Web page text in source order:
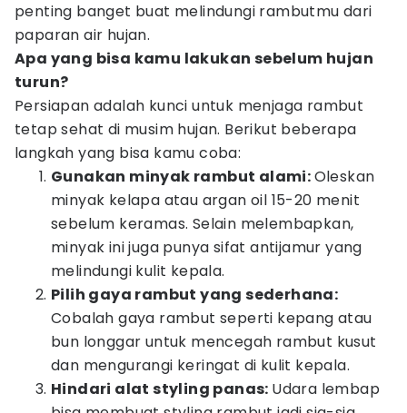
penting banget buat melindungi rambutmu dari
paparan air hujan.
Apa yang bisa kamu lakukan sebelum hujan
turun?
Persiapan adalah kunci untuk menjaga rambut
tetap sehat di musim hujan. Berikut beberapa
langkah yang bisa kamu coba:
Gunakan minyak rambut alami:Oleskan
minyak kelapa atau argan oil 15-20 menit
sebelum keramas. Selain melembapkan,
minyak ini juga punya sifat antijamur yang
melindungi kulit kepala.
Pilih gaya rambut yang sederhana:
Cobalah gaya rambut seperti kepang atau
bun longgar untuk mencegah rambut kusut
dan mengurangi keringat di kulit kepala.
Hindari alat styling panas: Udara lembap